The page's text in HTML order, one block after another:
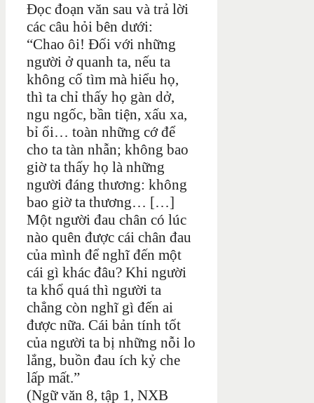
Đọc đoạn văn sau và trả lời
các câu hỏi bên dưới:
“Chao ôi! Đối với những
người ở quanh ta, nếu ta
không cố tìm mà hiểu họ,
thì ta chỉ thấy họ gàn dở,
ngu ngốc, bần tiện, xấu xa,
bỉ ổi… toàn những cớ để
cho ta tàn nhẫn; không bao
giờ ta thấy họ là những
người đáng thương: không
bao giờ ta thương… […]
Một người đau chân có lúc
nào quên được cái chân đau
của mình để nghĩ đến một
cái gì khác đâu? Khi người
ta khổ quá thì người ta
chẳng còn nghĩ gì đến ai
được nữa. Cái bản tính tốt
của người ta bị những nỗi lo
lắng, buồn đau ích kỷ che
lấp mất.”
(Ngữ văn 8, tập 1, NXB